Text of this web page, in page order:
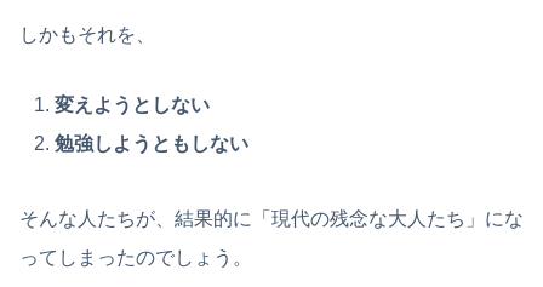
しかもそれを、
変えようとしない
勉強しようともしない
そんな人たちが、結果的に「現代の残念な大人たち」にな
ってしまったのでしょう。